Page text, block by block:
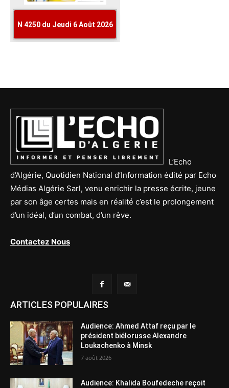
L’Echo
d’Algérie, Quotidien National d’Information édité par Echo
Médias Algérie Sarl, venu enrichir la presse écrite, jeune
par son âge certes mais en réalité c’est le prolongement
d’un idéal, d’un combat, d’un rêve.
Contactez Nous
ARTICLES POPULAIRES
Audience: Ahmed Attaf reçu par le
président biélorusse Alexandre
Loukachenko à Minsk
7 août 2026
Audience: Khalida Boufedeche reçoit